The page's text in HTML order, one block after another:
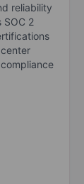
reliability
SOC 2